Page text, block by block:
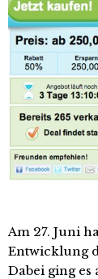
Am 27. Juni
Entwicklung
Dabei ging